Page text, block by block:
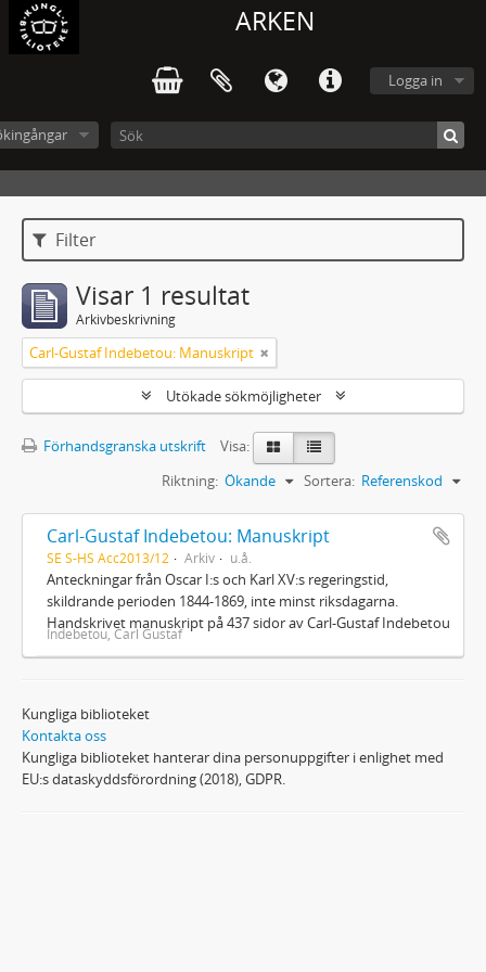
ARKEN
Logga in
Filter
Visar 1 resultat
Arkivbeskrivning
Carl-Gustaf Indebetou: Manuskript
Utökade sökmöjligheter
Förhandsgranska utskrift
Visa:
Sortera: Referenskod
Riktning: Ökande
Carl-Gustaf Indebetou: Manuskript
SE S-HS Acc2013/12 Arkiv u.å.
Anteckningar från Oscar I:s och Karl XV:s regeringstid,
skildrande perioden 1844-1869, inte minst riksdagarna.
Handskrivet manuskript på 437 sidor av Carl-Gustaf Indebetou
Indebetou, Carl Gustaf
Kungliga biblioteket
Kontakta oss
Kungliga biblioteket hanterar dina personuppgifter i enlighet med
EU:s dataskyddsförordning (2018), GDPR.